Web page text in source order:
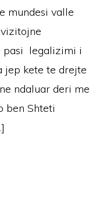
mundesi valle
pasi legalizimi i
jep kete te drejte
ndaluar deri me
ben Shteti